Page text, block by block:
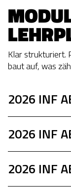
Klar strukturiert.
baut auf, was
2026 INF
2026 INF
2026 INF